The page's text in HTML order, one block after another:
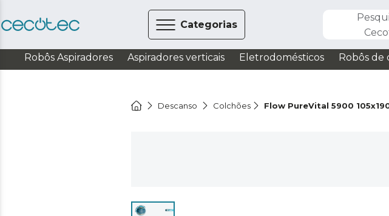
Categorias
Robôs Aspiradores Aspiradores verticais Eletrodomésticos Robôs de
Descanso Colchões Flow PureVital 5900